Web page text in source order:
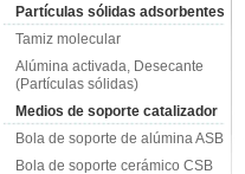
Partículas sólidas adsorbentes
Tamiz molecular
Alúmina activada, Desecante
(Partículas sólidas)
Medios de soporte catalizador
Bola de soporte de alúmina ASB
Bola de soporte cerámico CSB